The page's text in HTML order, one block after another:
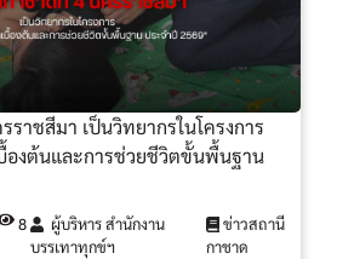
าชสีมา เป็นวิทยากรในโครงการ
องต้นและการช่วยชีวิตขั้นพื้นฐาน
8
ผู้บริหาร สำนักงาน
บรรเทาทุกข์ฯ
ข่าวสถานี
กาชาด